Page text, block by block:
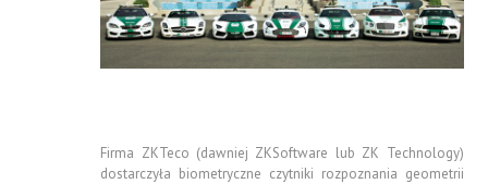
Firma ZKTeco (dawniej ZKSoftware lub ZK Technology)
dostarczyła biometryczne czytniki rozpoznania geometrii